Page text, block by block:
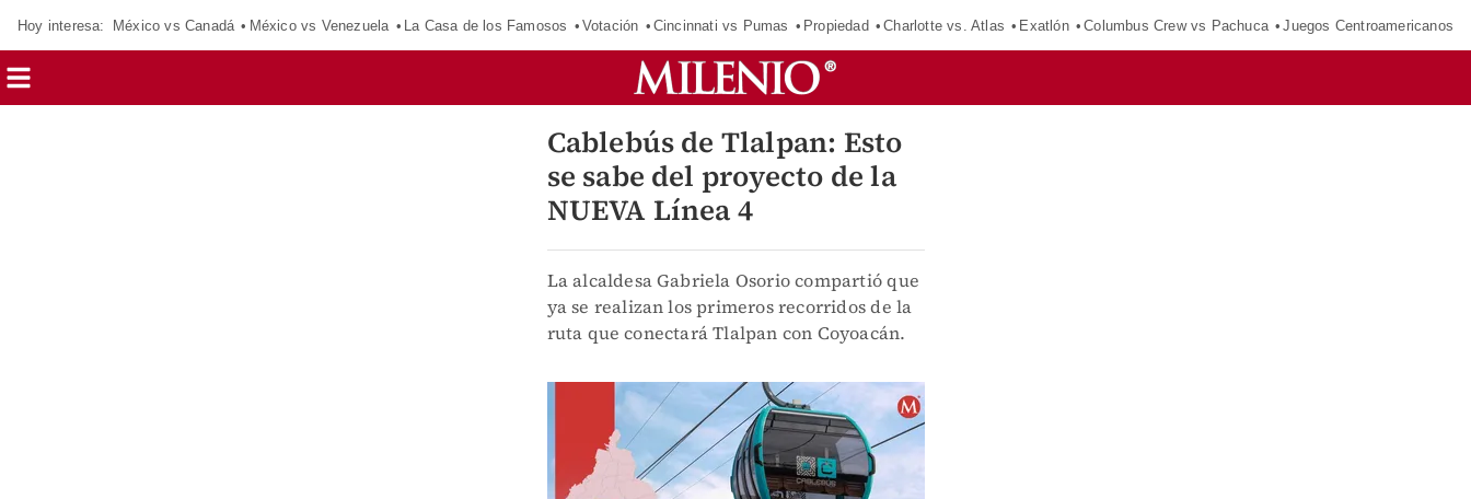
Hoy interesa: México vs Canadá México vs Venezuela La Casa de los Famosos Votación Cincinnati vs Pumas Propiedad Charlotte vs. Atlas Exatlón Columbus Crew vs Pachuca Juegos Centroamericanos
Cablebús de Tlalpan: Esto
se sabe del proyecto de la
NUEVA Línea 4
La alcaldesa Gabriela Osorio compartió que
ya se realizan los primeros recorridos de la
ruta que conectará Tlalpan con Coyoacán.